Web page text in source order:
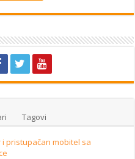
Tagovi
i pristupačan mobitel sa